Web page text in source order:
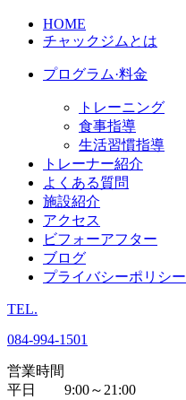
HOME
チャックジムとは
プログラム·料金
トレーニング
食事指導
生活習慣指導
トレーナー紹介
よくある質問
施設紹介
アクセス
ビフォーアフター
ブログ
プライバシーポリシー
TEL.
084-994-1501
営業時間
平日 9:00～21:00